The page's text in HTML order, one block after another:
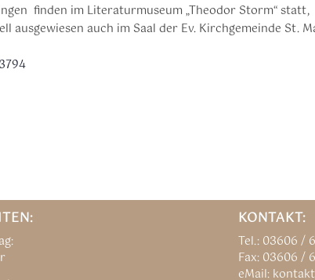
finden im Literaturmuseum „Theodor Storm“ statt,
ausgewiesen auch im Saal der Ev. Kirchgemeinde St.
KONTAKT:
Tel.: 03606 /
Fax: 03606 /
eMail: